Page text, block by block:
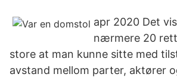
apr 2020 Det
nærmere 20
store at man kunne sitte med
avstand mellom parter, aktører